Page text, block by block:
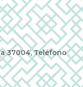
37004, Teléfono